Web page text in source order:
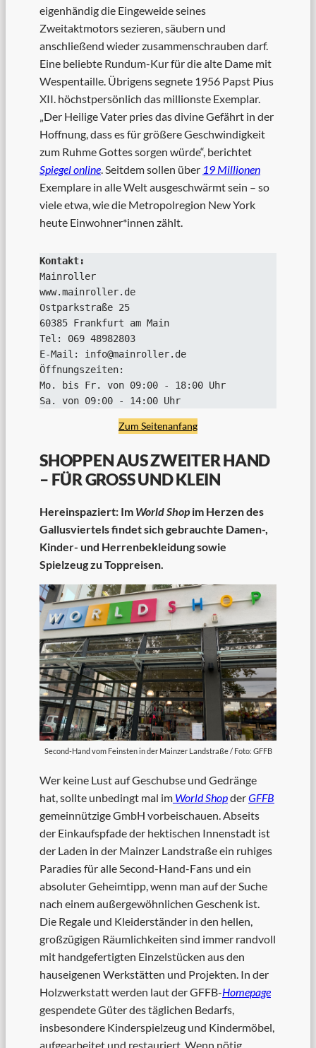
eigenhändig die Eingeweide seines
Zweitaktmotors sezieren, säubern und
anschließend wieder zusammenschrauben darf.
Eine beliebte Rundum-Kur für die alte Dame mit
Wespentaille. Übrigens segnete 1956 Papst Pius
XII. höchstpersönlich das millionste Exemplar.
„Der Heilige Vater pries das divine Gefährt in der
Hoffnung, dass es für größere Geschwindigkeit
zum Ruhme Gottes sorgen würde“, berichtet
Spiegel online . Seitdem sollen über 19 Millionen
Exemplare in alle Welt ausgeschwärmt sein – so
viele etwa, wie die Metropolregion New York
heute Einwohner*innen zählt.
Mainroller
www.mainroller.de
Ostparkstraße 25
60385 Frankfurt am Main
Tel: 069 48982803
E-Mail: info@mainroller.de
Öffnungszeiten:
Mo. bis Fr. von 09:00 - 18:00 Uhr
Sa. von 09:00 - 14:00 Uhr
Zum Seitenanfang
SHOPPEN AUS ZWEITER HAND
– FÜR GROSS UND KLEIN
Hereinspaziert: Im World Shopim Herzen des
Gallusviertels findet sich gebrauchte Damen-,
Kinder- und Herrenbekleidung sowie
Spielzeug zu Toppreisen.
Second-Hand vom Feinsten in der Mainzer Landstraße / Foto: GFFB
Wer keine Lust auf Geschubse und Gedränge
hat, sollte unbedingt mal im World ShopderGFFB
gemeinnützige GmbH vorbeischauen. Abseits
der Einkaufspfade der hektischen Innenstadt ist
der Laden in der Mainzer Landstraße ein ruhiges
Paradies für alle Second-Hand-Fans und ein
absoluter Geheimtipp, wenn man auf der Suche
nach einem außergewöhnlichen Geschenk ist.
Die Regale und Kleiderständer in den hellen,
großzügigen Räumlichkeiten sind immer randvoll
mit handgefertigten Einzelstücken aus den
hauseigenen Werkstätten und Projekten. In der
Holzwerkstatt werden laut der GFFB-Homepage
gespendete Güter des täglichen Bedarfs,
insbesondere Kinderspielzeug und Kindermöbel,
aufgearbeitet und restauriert. Wenn nötig,